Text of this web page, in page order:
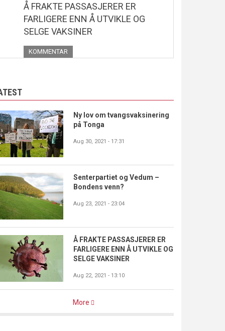
Å FRAKTE PASSASJERER ER
FARLIGERE ENN Å UTVIKLE OG
SELGE VAKSINER
KOMMENTAR
Ny lov om tvangsvaksinering
på Tonga
Aug 30, 2021 - 17:31
Senterpartiet og Vedum –
Bondens venn?
Aug 23, 2021 - 23:04
Å FRAKTE PASSASJERER ER
FARLIGERE ENN Å UTVIKLE OG
SELGE VAKSINER
Aug 22, 2021 - 13:10
More